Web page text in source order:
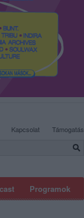
Programok
Kapcsolat Támogatás